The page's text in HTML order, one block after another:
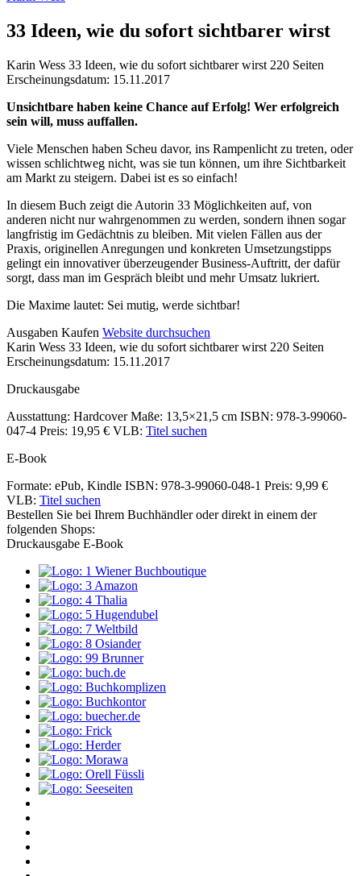
33 Ideen, wie du sofort sichtbarer wirst
Buchdetails
Karin Wess 33 Ideen, wie du sofort sichtbarer wirst 220 Seiten
Erscheinungsdatum: 15.11.2017
Beschreibung
Unsichtbare haben keine Chance auf Erfolg! Wer erfolgreich
sein will, muss auffallen.
Viele Menschen haben Scheu davor, ins Rampenlicht zu treten, oder
wissen schlichtweg nicht, was sie tun können, um ihre Sichtbarkeit
am Markt zu steigern. Dabei ist es so einfach!
In diesem Buch zeigt die Autorin 33 Möglichkeiten auf, von
anderen nicht nur wahrgenommen zu werden, sondern ihnen sogar
langfristig im Gedächtnis zu bleiben. Mit vielen Fällen aus der
Praxis, originellen Anregungen und konkreten Umsetzungstipps
gelingt ein innovativer überzeugender Business-Auftritt, der dafür
sorgt, dass man im Gespräch bleibt und mehr Umsatz lukriert.
Die Maxime lautet: Sei mutig, werde sichtbar!
Details
und
Ausgaben Kaufen Website durchsuchen
Karin Wess 33 Ideen, wie du sofort sichtbarer wirst 220 Seiten
Erscheinungsdatum: 15.11.2017
Druckausgabe
Ausstattung: Hardcover Maße: 13,5×21,5 cm ISBN: 978-3-99060-
047-4 Preis: 19,95 € VLB: Titel suchen
E-Book
Formate: ePub, Kindle ISBN: 978-3-99060-048-1 Preis: 9,99 €
VLB: Titel suchen
Bestellen Sie bei Ihrem Buchhändler oder direkt in einem der
folgenden Shops:
Druckausgabe E-Book